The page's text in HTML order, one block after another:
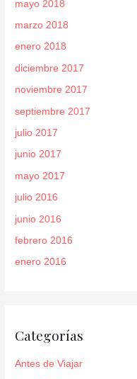
mayo 2018
marzo 2018
enero 2018
diciembre 2017
noviembre 2017
septiembre 2017
julio 2017
junio 2017
mayo 2017
julio 2016
junio 2016
febrero 2016
enero 2016
Categorías
Antes de Viajar